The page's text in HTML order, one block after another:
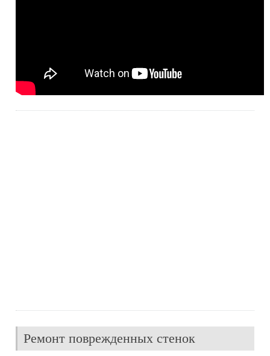
Ремонт поврежденных стенок